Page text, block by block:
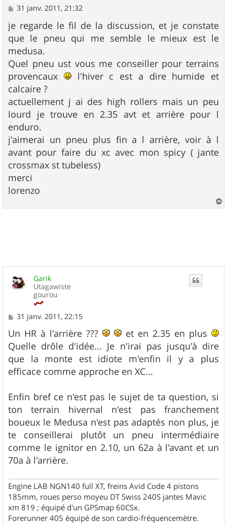
M
s
s
a
g
e
31 janv. 2011, 21:32
je regarde le fil de la discussion, et je constate
que le pneu qui me semble le mieux est le
medusa.
Quel pneu ust vous me conseiller pour terrains
provencaux
l'hiver c est a dire humide et
calcaire ?
actuellement j ai des high rollers mais un peu
lourd je trouve en 2.35 avt et arrière pour l
enduro.
j'aimerai un pneu plus fin a l arrière, voir à l
avant pour faire du xc avec mon spicy ( jante
crossmax st tubeless)
merci
lorenzo
a
Garik
Utagawiste
gourou
M
s
s
a
g
e
31 janv. 2011, 22:15
Un HR à l'arrière ???
et en 2.35 en plus
Quelle drôle d'idée... Je n'irai pas jusqu'à dire
que la monte est idiote m'enfin il y a plus
efficace comme approche en XC...
Enfin bref ce n'est pas le sujet de ta question, si
ton terrain hivernal n'est pas franchement
boueux le Medusa n'est pas adaptés non plus, je
te conseillerai plutôt un pneu intermédiaire
comme le ignitor en 2.10, un 62a à l'avant et un
70a à l'arrière.
Engine LAB NGN140 full XT, freins Avid Code 4 pistons
185mm, roues perso moyeu DT Swiss 240S jantes Mavic
xm 819 ; équipé d'un GPSmap 60CSx.
Forerunner 405 équipé de son cardio-fréquencemètre.